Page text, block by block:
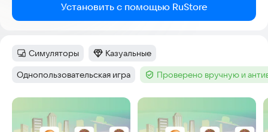
Установить с помощью RuStore
Категория:
Симуляторы Категория:
Казуальные
Тег:
Однопользовательская игра Тег :Проверено вручную и
Скриншоты